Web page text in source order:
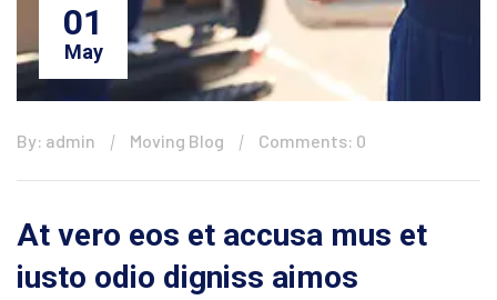
01
May
By: admin Moving Blog Comments: 0
At vero eos et accusa mus et
iusto odio digniss aimos